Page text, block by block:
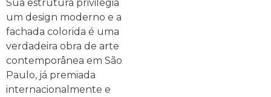
Sua estrutura privilegia
um design moderno e a
fachada colorida é uma
verdadeira obra de arte
contemporânea em São
Paulo, já premiada
internacionalmente e